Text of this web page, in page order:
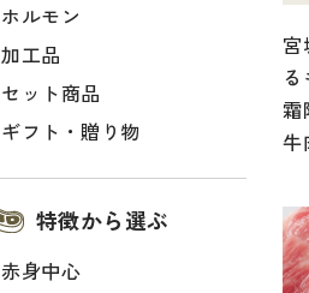
宮
霜
牛
ホルモン
加工品
セット商品
ギフト・贈り物
特徴から選ぶ
赤身中心